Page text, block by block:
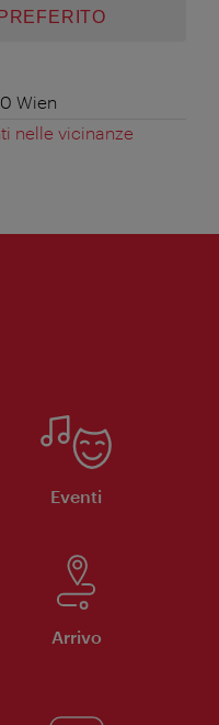
Wien
nelle vicinanze
Eventi
Arrivo